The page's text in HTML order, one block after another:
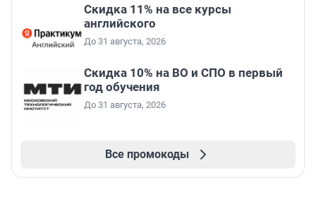
Скидка 11% на все курсы
английского
До 31 августа, 2026
Скидка 10% на ВО и СПО в первый
год обучения
До 31 августа, 2026
Все промокоды